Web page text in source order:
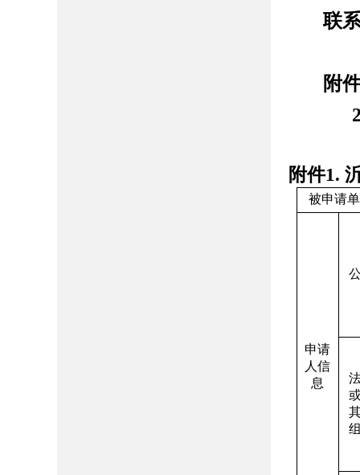
联
附
附件1.
被申请
申请
人信
息